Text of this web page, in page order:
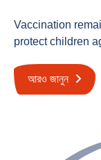
Vaccination
protect children
আরও জানুন